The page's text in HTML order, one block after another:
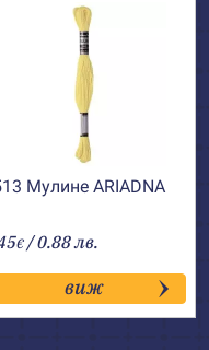
Мулине АRIADNA
€ / 0.88 лв.
виж